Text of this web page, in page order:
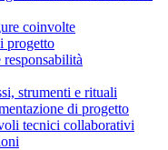
coinvolte
progetto
strumenti e rituali
di progetto
tecnici collaborativi